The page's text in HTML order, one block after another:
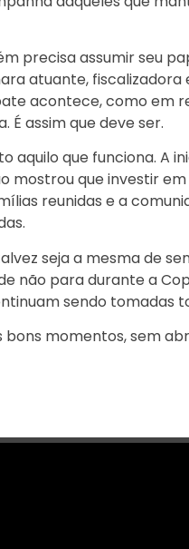
precisa assumir seu
atuante,
acontece, como em
assim que deve ser.
que funciona. A
mostrou que investir
reunidas e a
seja a mesma de
não para durante a
sendo tomadas
momentos, sem